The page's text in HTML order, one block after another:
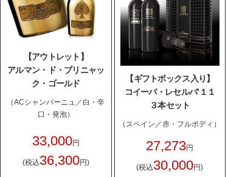
【アウトレット】
アルマン・ド・ブリニャッ
ク・ゴールド
（ACシャンパーニュ／白・辛
口・発泡）
33,000円
(税込36,300円)
【ギフトボックス入り】
コイーバ・レセルバ’１１
３本セット
（スペイン／赤・フルボディ）
27,273円
(税込30,000円)